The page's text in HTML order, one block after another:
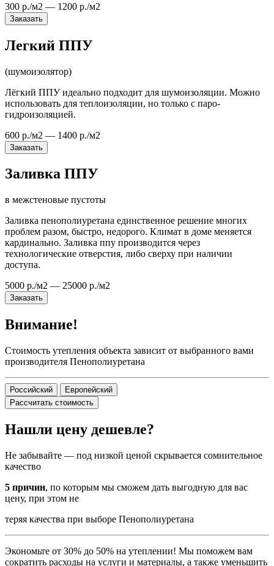
300 р./м2 — 1200 р./м2
Заказать
Легкий ППУ
(шумоизолятор)
Лёгкий ППУ идеально подходит для шумоизоляции. Можно
использовать для теплоизоляции, но только с паро-
гидроизоляцией.
600 р./м2 — 1400 р./м2
Заказать
Заливка ППУ
в межстеновые пустоты
Заливка пенополиуретана единственное решение многих
проблем разом, быстро, недорого. Климат в доме меняется
кардинально. Заливка ппу производится через
технологические отверстия, либо сверху при наличии
доступа.
5000 р./м2 — 25000 р./м2
Заказать
Внимание!
Стоимость утепления объекта зависит от выбранного вами
производителя Пенополиуретана
Российский
Европейский
Рассчитать стоимость
Нашли цену дешевле?
Не забывайте — под низкой ценой скрывается сомнительное
качество
5 причин, по которым мы сможем дать выгодную для вас
цену, при этом не
теряя качества при выборе Пенополиуретана
Экономьте от 30% до 50% на утеплении! Мы поможем вам
сократить расходы на услуги и материалы, а также уменьшить